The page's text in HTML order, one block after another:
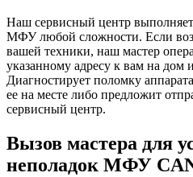
Наш сервисный центр
МФУ любой сложности. Если
вашей техники, наш мастер
указанному адресу к вам на
Диагностирует поломку
ее на месте либо предложит
сервисный центр.
Вызов мастера для
неполадок МФУ